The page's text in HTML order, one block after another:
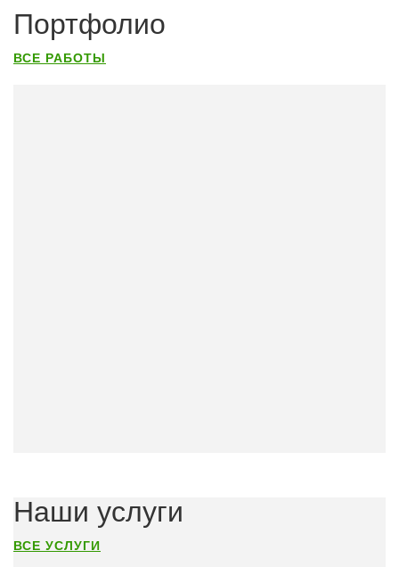
Портфолио
ВСЕ РАБОТЫ
Наши услуги
ВСЕ УСЛУГИ